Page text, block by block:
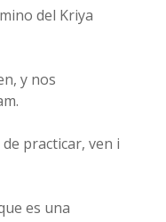
del Kriya
y nos
practicar, ven i
es una